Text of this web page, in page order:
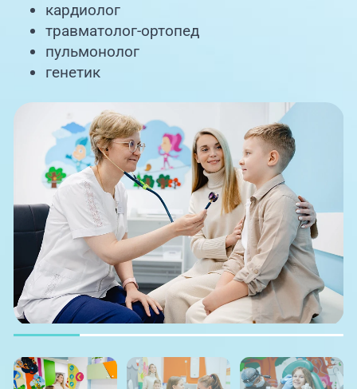
кардиолог
травматолог-ортопед
пульмонолог
генетик